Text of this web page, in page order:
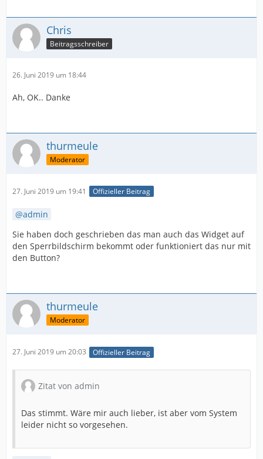
Chris
Beitragsschreiber
26. Juni 2019 um 18:44
Ah, OK.. Danke
thurmeule
Moderator
27. Juni 2019 um 19:41 Offizieller Beitrag
admin
Sie haben doch geschrieben das man auch das Widget auf
den Sperrbildschirm bekommt oder funktioniert das nur mit
den Button?
thurmeule
Moderator
27. Juni 2019 um 20:03 Offizieller Beitrag
Zitat von admin
Das stimmt. Wäre mir auch lieber, ist aber vom System
leider nicht so vorgesehen.